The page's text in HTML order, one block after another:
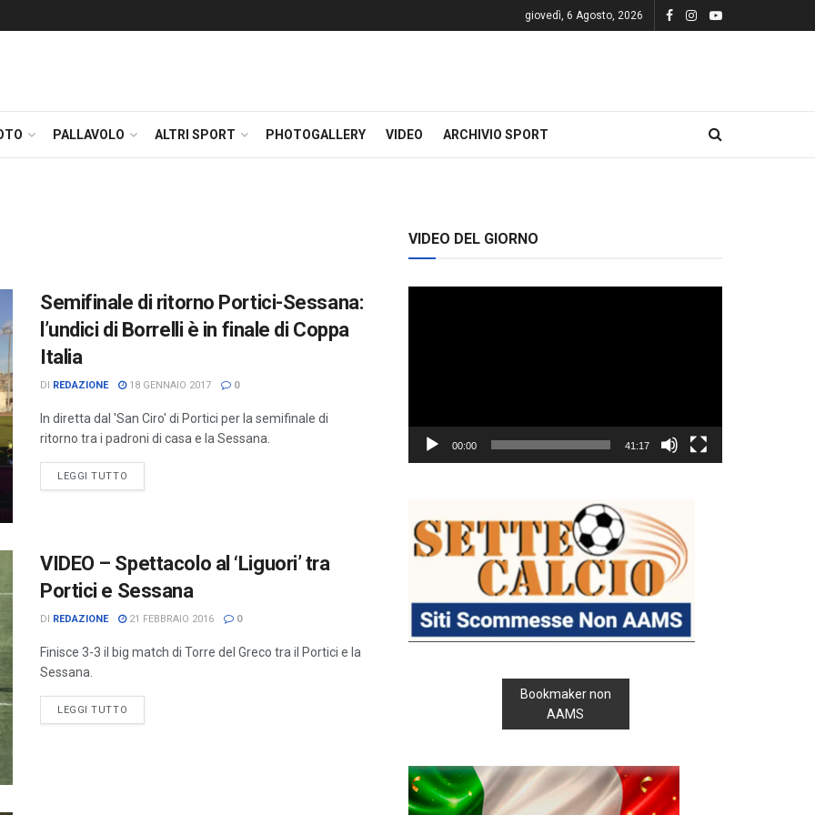
giovedì, 6 Agosto, 2026
PALLAVOLO ALTRI SPORT PHOTOGALLERY VIDEO ARCHIVIO SPORT
Semifinale di ritorno Portici-Sessana:
l’undici di Borrelli è in finale di Coppa
Italia
DI REDAZIONE 18 GENNAIO 2017 0
In diretta dal 'San Ciro' di Portici per la semifinale di
ritorno tra i padroni di casa e la Sessana.
LEGGI TUTTO
VIDEO – Spettacolo al ‘Liguori’ tra
Portici e Sessana
DI REDAZIONE 21 FEBBRAIO 2016 0
Finisce 3-3 il big match di Torre del Greco tra il Portici e la
Sessana.
LEGGI TUTTO
VIDEO DEL GIORNO
00:00 41:17
Bookmaker non
AAMS